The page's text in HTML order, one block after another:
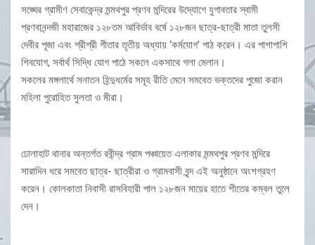
সঙ্ঘের গ্রামীণ সেবাকেন্দ্র মন্মথপুর প্রণব মন্দিরের উদ্যোগে যুগাবতার স্বামী
প্রণবানন্দজী মহারাজের ১২৮তম আবির্ভাব বর্ষে ১২৮জন ছাত্র-ছাত্রী মাতা তুলসী
দেবীর পূজা এবং শ্রীশ্রী গীতার তৃতীয় অধ্যায় ‘কর্মযোগ’ পাঠ করেন। এর পাশাপাশি
শিবযোগ, সর্বার্থ সিদ্ধি যোগ পাঠে সকলে একসাথে গলা মেলান।
সকলের মঙ্গলার্থে সনাতন হিন্দুধর্মের সমূহ রীতি মেনে সমবেত ভক্তদের পুজো করান
মহিলা পুরোহিত সুলতা ও মীরা।
ঢোলাহাট থানার অন্তর্গত রবীন্দ্র গ্রাম পঞ্চায়েত এলাকার মন্মথপুর প্রণব মন্দিরে
সারাদিন ধরে সমবেত ছাত্র- ছাত্রীরা ও গ্রামবাসী বৃন্দ এই অনুষ্ঠানে অংশগ্রহণ
করেন। কোলকাতা নিবাসী রাসবিহারী পাল ১২৮জন মায়ের হাতে শীতের কম্বল তুলে
দেন।